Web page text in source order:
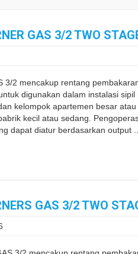
GAS 3/2 TWO
3/2 mencakup rentang
digunakan dalam instalasi
kelompok apartemen besar
kecil atau sedang.
dapat diatur berdasarkan output ...
GAS 3/2 TWO